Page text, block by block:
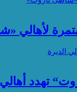
لأهالي
تهدد أهالي